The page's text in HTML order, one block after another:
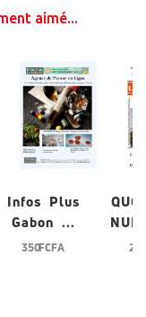
aimé...
Infos Plus
Gabon ...
350 FCFA